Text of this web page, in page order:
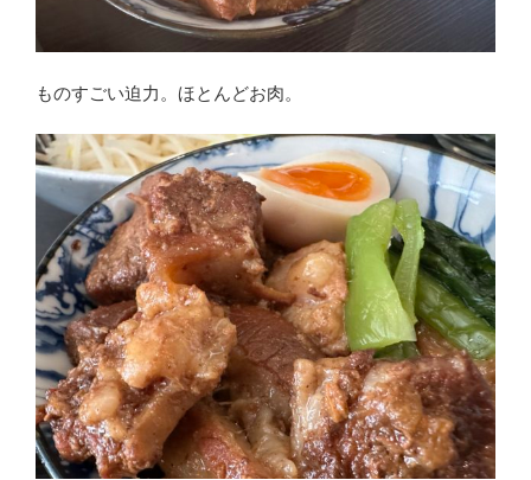
ものすごい迫力。ほとんどお肉。